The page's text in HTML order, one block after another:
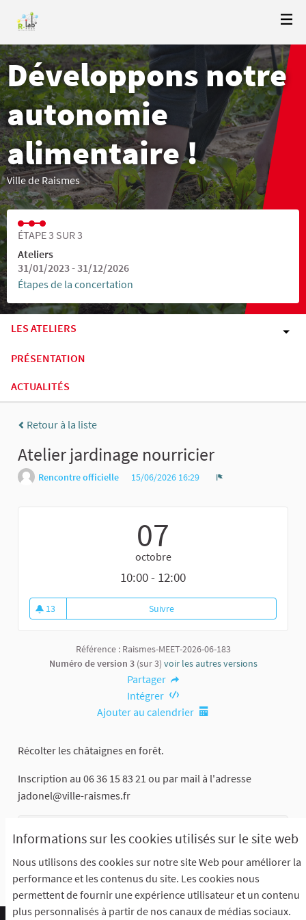
Informations sur les cookies utilisés sur le site web
Nous utilisons des cookies sur notre site Web pour améliorer la
performance et les contenus du site. Les cookies nous
permettent de fournir une expérience utilisateur et un contenu
plus personnalisés à partir de nos canaux de médias sociaux.
Développons notre
autonomie
alimentaire !
Ville de Raismes
ÉTAPE 3 SUR 3
Ateliers
31/01/2023 - 31/12/2026
Étapes de la concertation
LES ATELIERS
PRÉSENTATION
ACTUALITÉS
Retour à la liste
Atelier jardinage nourricier
Rencontre officielle 15/06/2026 16:29
07
octobre
10:00 - 12:00
13
13 abonnés
SuivreAtelier jardinage nourricier
Référence : Raismes-MEET-2026-06-183
Numéro de version 3(sur 3) voir les autres versions
Partager
Intégrer
Ajouter au calendrier
Récolter les châtaignes en forêt.
Inscription au 06 36 15 83 21 ou par mail à l'adresse
jadonel@ville-raismes.fr
Cimetière de Vicoigne (départ)